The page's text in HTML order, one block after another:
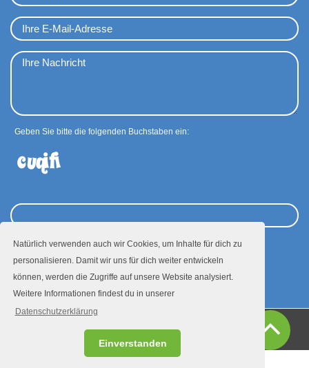
Natürlich verwenden auch wir Cookies, um Inhalte für dich zu
personalisieren. Damit wir uns für dich weiter entwickeln
können, werden die Zugriffe auf unsere Website analysiert.
Weitere Informationen findest du in unserer
Datenschutzerklärung
Einverstanden
Geben Sie bitte die folgenden Buchstaben ein:
Absenden
Presse Datenschutz Impressum